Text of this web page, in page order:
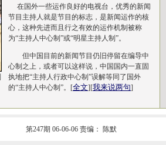
在国外一些运作良好的电视台，优秀的新闻
节目主持人就是节目的标志，是新闻运作的核
心，这种先进而且行之有效的运作机制被称
为“主持人中心制”或“明星主持人制”。
但中国目前的新闻节目仍旧停留在编导中
心制之上，或者可以这样说，中国国内一直固
执地把“主持人行政中心制”误解等同了国外
的“主持人中心制”。[全文][我来说两句]
第247期 06-06-06 责编： 陈默